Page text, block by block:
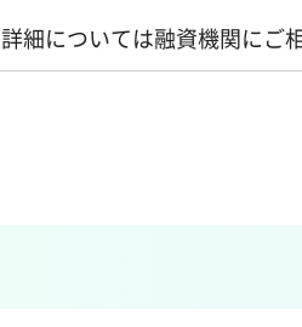
詳細については融資機関にご